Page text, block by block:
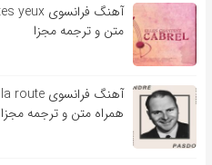
متن و ترجمه مجزا
همراه متن و ترجمه مجزا